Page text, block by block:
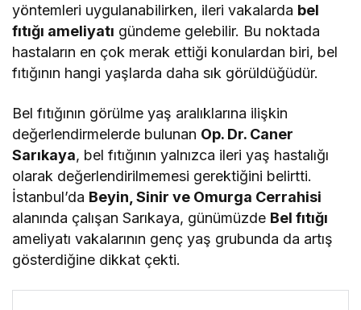
yöntemleri uygulanabilirken, ileri vakalarda bel
fıtığı ameliyatı gündeme gelebilir. Bu noktada
hastaların en çok merak ettiği konulardan biri, bel
fıtığının hangi yaşlarda daha sık görüldüğüdür.
Bel fıtığının görülme yaş aralıklarına ilişkin
değerlendirmelerde bulunan Op. Dr. Caner
Sarıkaya, bel fıtığının yalnızca ileri yaş hastalığı
olarak değerlendirilmemesi gerektiğini belirtti.
İstanbul’da Beyin, Sinir ve Omurga Cerrahisi
alanında çalışan Sarıkaya, günümüzde Bel fıtığı
ameliyatı vakalarının genç yaş grubunda da artış
gösterdiğine dikkat çekti.